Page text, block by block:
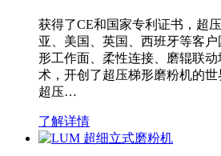
获得了CE和国家专利证书，超
亚、美国、英国、西班牙等客
形工作面、柔性连接、磨辊联
术，开创了超压梯形磨粉机的
超压…
了解详情